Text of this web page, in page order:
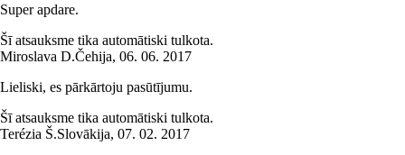
Super apdare.
Šī atsauksme tika automātiski tulkota.
Miroslava D.Čehija, 06. 06. 2017
Lieliski, es pārkārtoju pasūtījumu.
Šī atsauksme tika automātiski tulkota.
Terézia Š.Slovākija, 07. 02. 2017